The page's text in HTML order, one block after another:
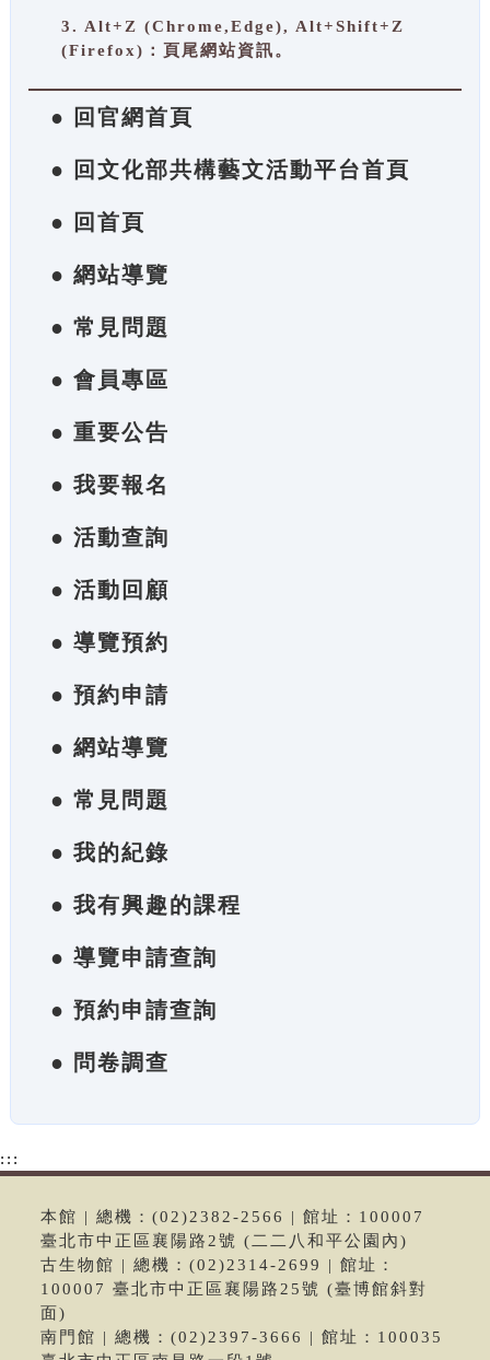
3. Alt+Z (Chrome,Edge), Alt+Shift+Z
(Firefox)：頁尾網站資訊。
● 回官網首頁
● 回文化部共構藝文活動平台首頁
● 回首頁
● 網站導覽
● 常見問題
● 會員專區
● 重要公告
● 我要報名
● 活動查詢
● 活動回顧
● 導覽預約
● 預約申請
● 網站導覽
● 常見問題
● 我的紀錄
● 我有興趣的課程
● 導覽申請查詢
● 預約申請查詢
● 問卷調查
:::
本館 | 總機：(02)2382-2566 | 館址：100007
臺北市中正區襄陽路2號 (二二八和平公園內)
古生物館 | 總機：(02)2314-2699 | 館址：
100007 臺北市中正區襄陽路25號 (臺博館斜對
面)
南門館 | 總機：(02)2397-3666 | 館址：100035